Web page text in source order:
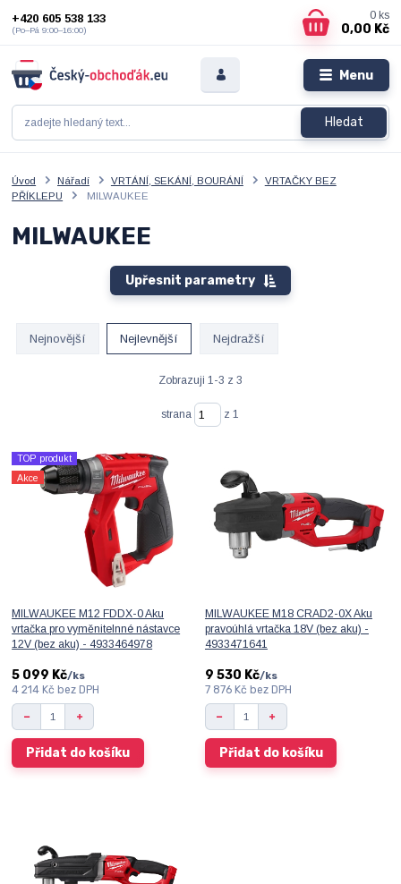
Menu
Hledat
+420 605 538 133
(Po–Pá 9:00–16:00)
0 ks
0,00 Kč
Úvod Nářadí VRTÁNÍ, SEKÁNÍ, BOURÁNÍ
VRTAČKY BEZ
PŘÍKLEPU
MILWAUKEE
MILWAUKEE
Upřesnit parametry
Nejnovější Nejlevnější Nejdražší
Zobrazuji 1-3 z 3
strana z 1
TOP produkt
Akce
MILWAUKEE M12 FDDX-0 Aku
vrtačka pro vyměnitelnné nástavce
12V (bez aku) - 4933464978
5 099 Kč/ks
4 214 Kč bez DPH
Přidat do košíku
MILWAUKEE M18 CRAD2-0X Aku
pravoúhlá vrtačka 18V (bez aku) -
4933471641
9 530 Kč/ks
7 876 Kč bez DPH
Přidat do košíku